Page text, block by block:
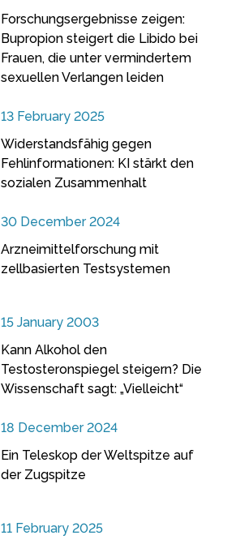
Forschungsergebnisse zeigen:
Bupropion steigert die Libido bei
Frauen, die unter vermindertem
sexuellen Verlangen leiden
13 February 2025
Widerstandsfähig gegen
Fehlinformationen: KI stärkt den
sozialen Zusammenhalt
30 December 2024
Arzneimittelforschung mit
zellbasierten Testsystemen
15 January 2003
Kann Alkohol den
Testosteronspiegel steigern? Die
Wissenschaft sagt: „Vielleicht“
18 December 2024
Ein Teleskop der Weltspitze auf
der Zugspitze
11 February 2025